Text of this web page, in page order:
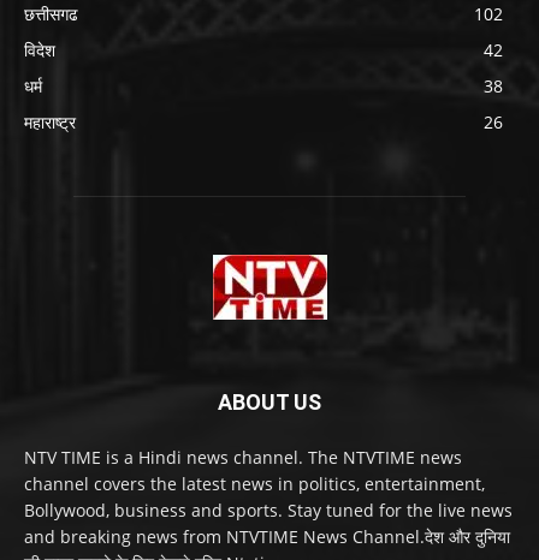
छत्तीसगढ
102
विदेश
42
धर्म
38
महाराष्ट्र
26
ABOUT US
NTV TIME is a Hindi news channel. The NTVTIME news
channel covers the latest news in politics, entertainment,
Bollywood, business and sports. Stay tuned for the live news
and breaking news from NTVTIME News Channel.देश और दुनिया